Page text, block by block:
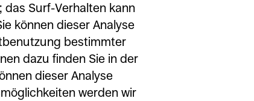
das Surf-Verhalten kann
können dieser Analyse
bestimmter
dazu finden Sie in der
dieser Analyse
werden wir